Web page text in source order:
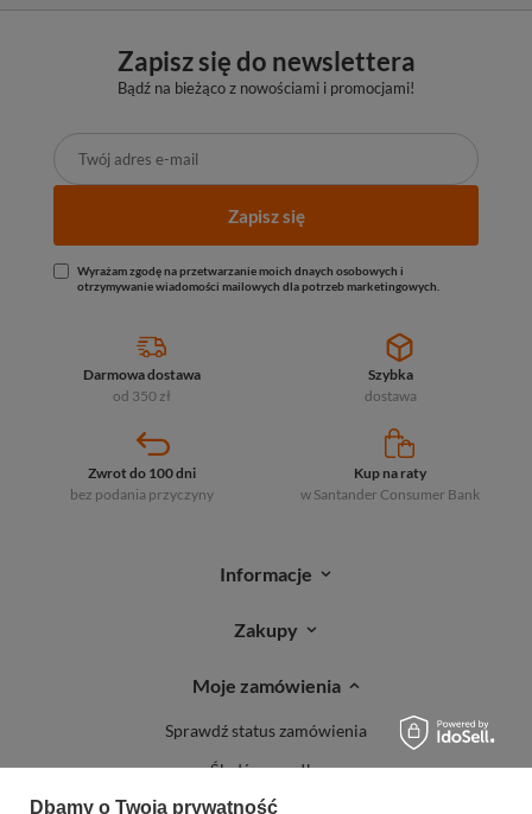
Zapisz się do newslettera
Bądź na bieżąco z nowościami i promocjami!
Zapisz się
Wyrażam zgodę na przetwarzanie moich dnaych osobowych i
otrzymywanie wiadomości mailowych dla potrzeb marketingowych.
Darmowa dostawa
od 350 zł
Szybka
dostawa
Zwrot do 100 dni
bez podania przyczyny
Kup na raty
w Santander Consumer Bank
Informacje
Zakupy
Moje zamówienia
Sprawdź status zamówienia
Śledź przesyłkę
Reklamacje
Dbamy o Twoją prywatność